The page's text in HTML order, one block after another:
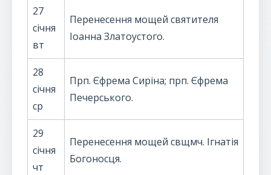
27
січня
вт
Перенесення мощей святителя
Іоанна Златоустого.
28
січня
ср
Прп. Єфрема Сиріна; прп. Єфрема
Печерського.
29
січня
чт
Перенесення мощей свщмч. Ігнатія
Богоносця.